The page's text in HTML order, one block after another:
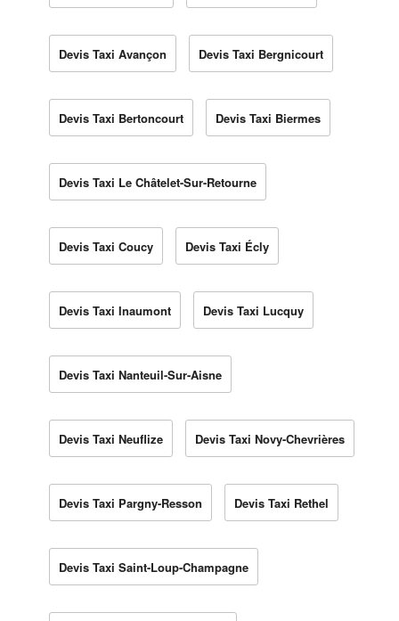
Devis Taxi Avançon Devis Taxi Bergnicourt
Devis Taxi Bertoncourt Devis Taxi Biermes
Devis Taxi Le Châtelet-Sur-Retourne
Devis Taxi Coucy Devis Taxi Écly
Devis Taxi Inaumont Devis Taxi Lucquy
Devis Taxi Nanteuil-Sur-Aisne
Devis Taxi Neuflize Devis Taxi Novy-Chevrières
Devis Taxi Pargny-Resson Devis Taxi Rethel
Devis Taxi Saint-Loup-Champagne